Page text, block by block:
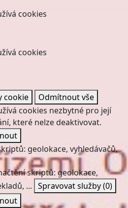
cookies
cookies
cookie
Odmítnout vše
cookies nezbytné pro její
které nelze deaktivovat.
geolokace, vyhledávačů,
skriptů: geolokace,
... Spravovat služby(0)